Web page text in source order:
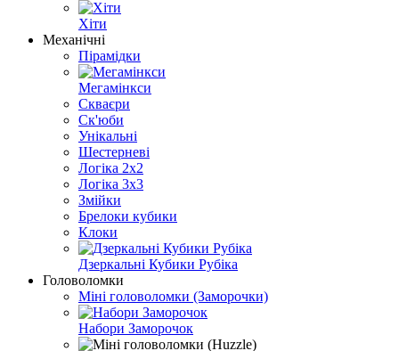
Хіти
Механічні
Пірамідки
Мегамінкси
Скваєри
Ск'юби
Унікальні
Шестерневі
Логіка 2x2
Логіка 3x3
Змійки
Брелоки кубики
Клоки
Дзеркальні Кубики Рубіка
Головоломки
Міні головоломки (Заморочки)
Набори Заморочок